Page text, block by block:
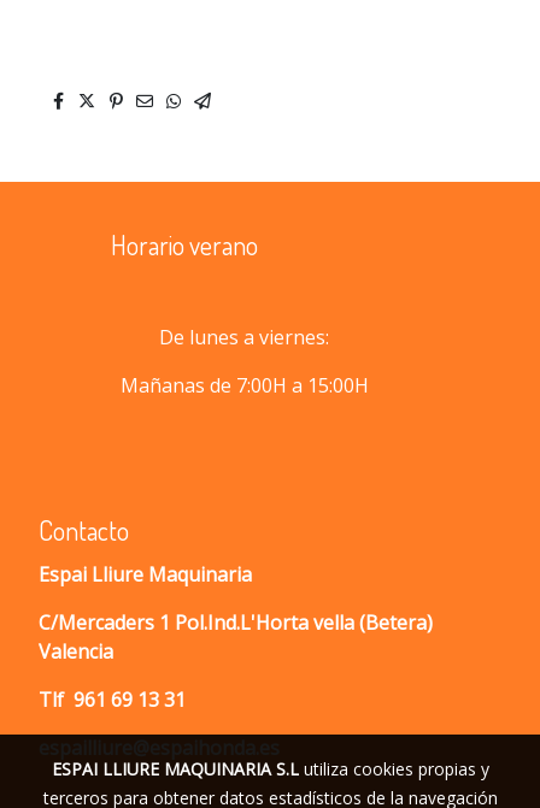
Horario verano
De lunes a viernes:
Mañanas de 7:00H a 15:00H
Contacto
Espai Lliure Maquinaria
C/Mercaders 1 Pol.Ind.L'Horta vella (Betera)
Valencia
Tlf 961 69 13 31
ESPAI LLIURE MAQUINARIA S.Lutiliza cookies propias y
terceros para obtener datos estadísticos de la navegación